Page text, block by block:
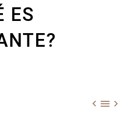
ES
  